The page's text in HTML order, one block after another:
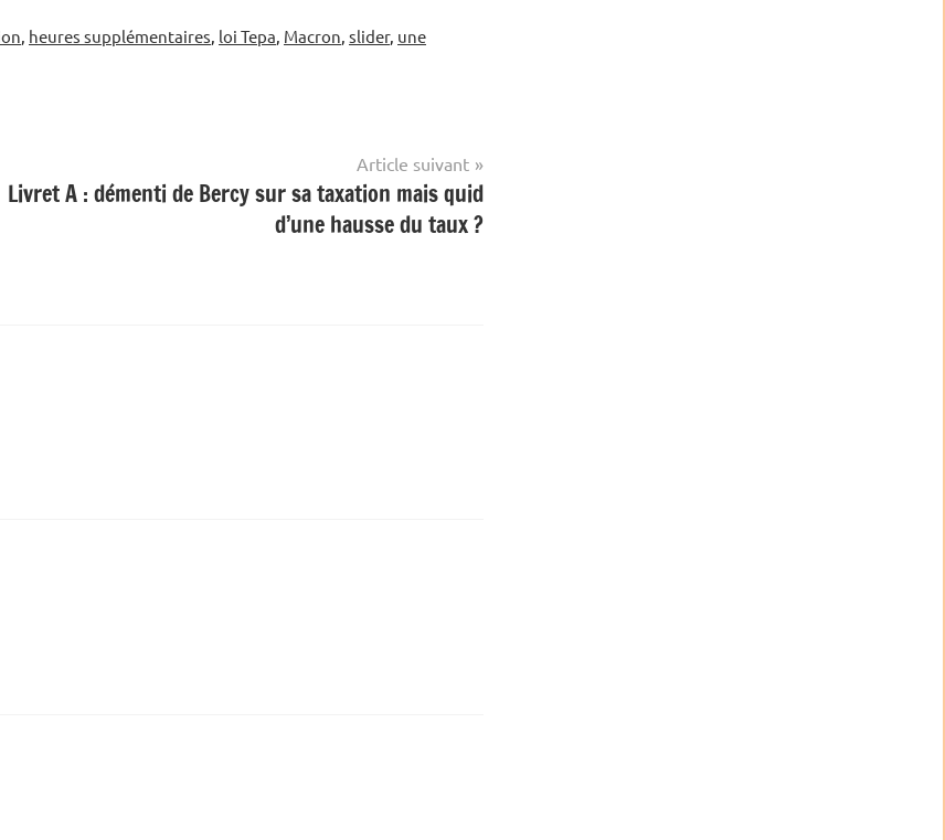
, heures supplémentaires, loi Tepa, Macron, slider, une
Article suivant
Livret A : démenti de Bercy sur sa taxation mais quid
d’une hausse du taux ?